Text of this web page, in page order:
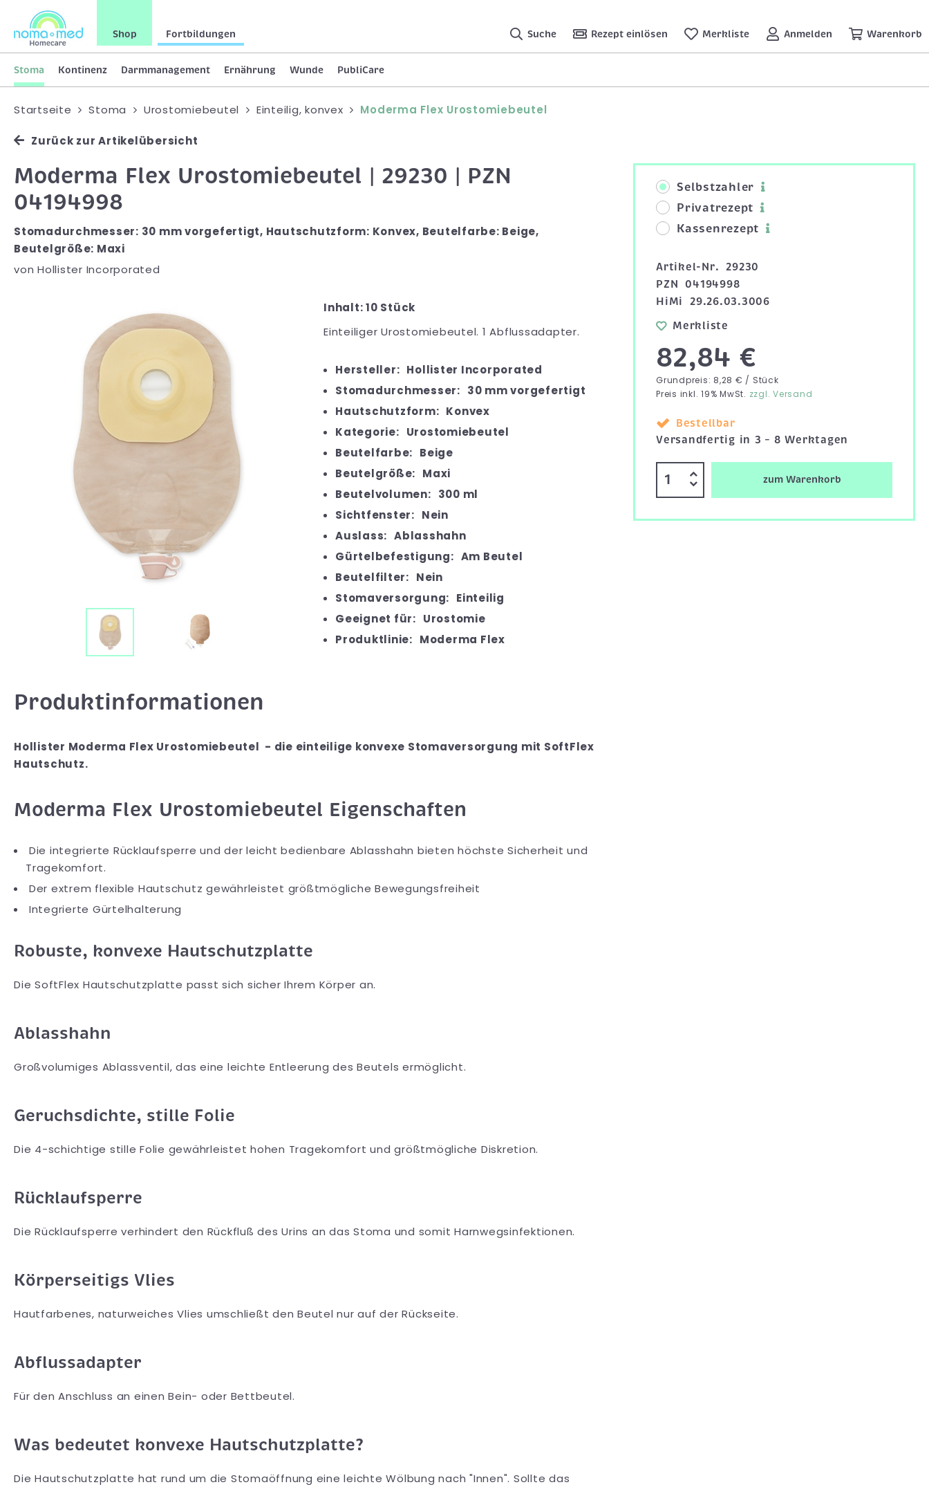
Shop Fortbildungen Suche Rezept einlösen Merkliste Anmelden Warenkorb
Stoma Kontinenz Darmmanagement Ernährung Wunde PubliCare
Startseite Stoma Urostomiebeutel Einteilig, konvex Moderma Flex Urostomiebeutel
Zurück zur Artikelübersicht
Moderma Flex Urostomiebeutel | 29230 | PZN
04194998
Stomadurchmesser: 30 mm vorgefertigt, Hautschutzform: Konvex, Beutelfarbe: Beige,
Beutelgröße: Maxi
von Hollister Incorporated
Inhalt: 10 Stück
Einteiliger Urostomiebeutel. 1 Abflussadapter.
Hersteller: Hollister Incorporated
Stomadurchmesser: 30 mm vorgefertigt
Hautschutzform: Konvex
Kategorie: Urostomiebeutel
Beutelfarbe: Beige
Beutelgröße: Maxi
Beutelvolumen: 300 ml
Sichtfenster: Nein
Auslass: Ablasshahn
Gürtelbefestigung: Am Beutel
Beutelfilter: Nein
Stomaversorgung: Einteilig
Geeignet für: Urostomie
Produktlinie: Moderma Flex
Selbstzahler
Privatrezept
Kassenrezept
Artikel-Nr.
29230
PZN
04194998
HiMi
29.26.03.3006
Merkliste
82,84 €
Grundpreis: 8,28 € / Stück
Preis inkl. 19% MwSt. zzgl. Versand
Bestellbar
Versandfertig in 3 – 8 Werktagen
zum Warenkorb
Produktinformationen
Hollister Moderma Flex Urostomiebeutel - die einteilige konvexe Stomaversorgung mit SoftFlex
Hautschutz.
Moderma Flex Urostomiebeutel Eigenschaften
Die integrierte Rücklaufsperre und der leicht bedienbare Ablasshahn bieten höchste Sicherheit und
Tragekomfort.
Der extrem flexible Hautschutz gewährleistet größtmögliche Bewegungsfreiheit
Integrierte Gürtelhalterung
Robuste, konvexe Hautschutzplatte
Die SoftFlex Hautschutzplatte passt sich sicher Ihrem Körper an.
Ablasshahn
Großvolumiges Ablassventil, das eine leichte Entleerung des Beutels ermöglicht.
Geruchsdichte, stille Folie
Die 4-schichtige stille Folie gewährleistet hohen Tragekomfort und größtmögliche Diskretion.
Rücklaufsperre
Die Rücklaufsperre verhindert den Rückfluß des Urins an das Stoma und somit Harnwegsinfektionen.
Körperseitigs Vlies
Hautfarbenes, naturweiches Vlies umschließt den Beutel nur auf der Rückseite.
Abflussadapter
Für den Anschluss an einen Bein- oder Bettbeutel.
Was bedeutet konvexe Hautschutzplatte?
Die Hautschutzplatte hat rund um die Stomaöffnung eine leichte Wölbung nach "Innen". Sollte das